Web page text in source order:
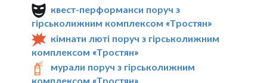
квест-перформанси поруч з
гірськолижним комплексом «Тростян»
кімнати люті поруч з гірськолижним
комплексом «Тростян»
мурали поруч з гірськолижним
комплексом «Тростян»